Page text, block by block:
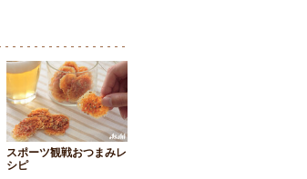
スポーツ観戦おつまみレ
シピ